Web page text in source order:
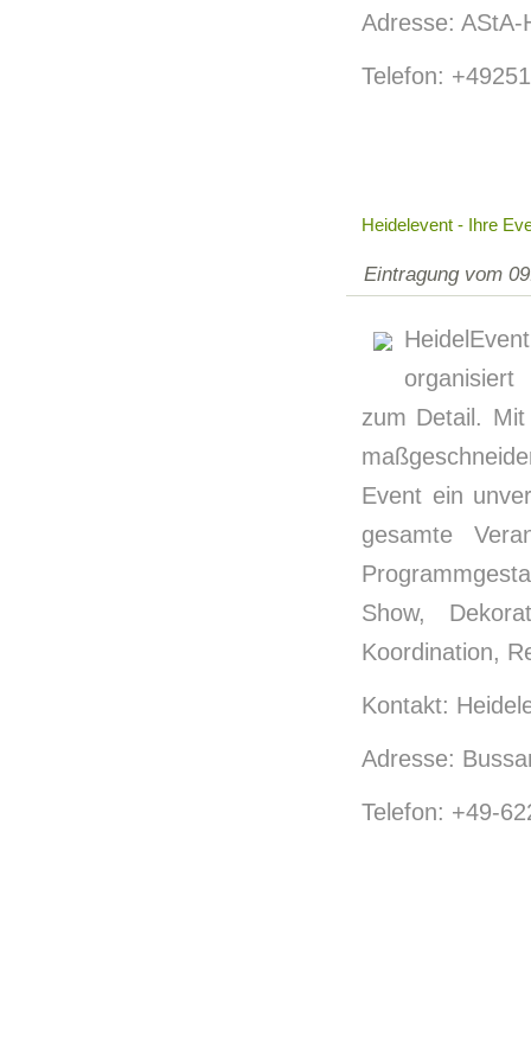
Adresse:
Telefon:
Heidelevent - Ihre
Eintragung vom
organisiert
zum Detail.
Event ein
gesamte
Show,
Koordination,
Kontakt:
Adresse:
Telefon: +49-